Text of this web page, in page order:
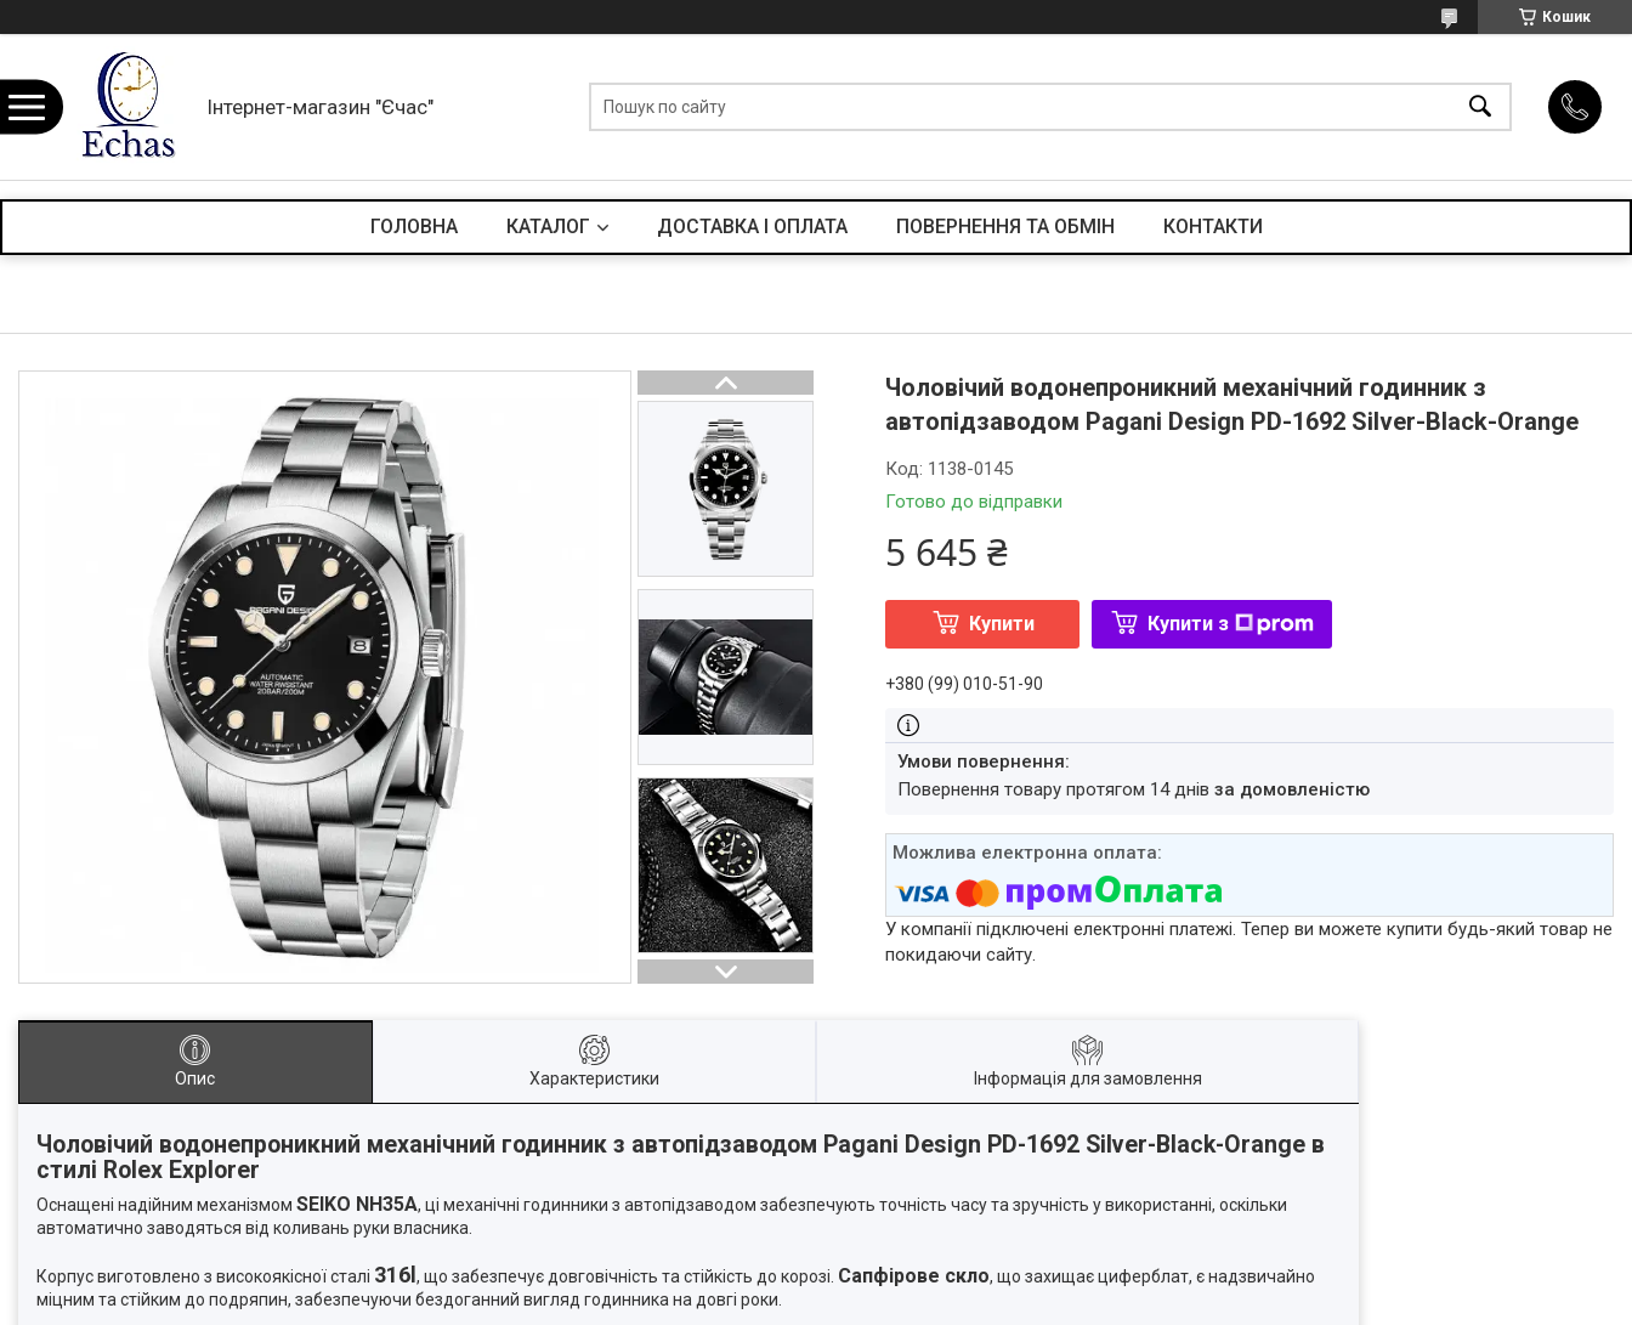
Кошик
Інтернет-магазин "Єчас"
ГОЛОВНА КАТАЛОГ ДОСТАВКА І ОПЛАТА ПОВЕРНЕННЯ ТА ОБМІН КОНТАКТИ
Чоловічий водонепроникний механічний годинник з
автопідзаводом Pagani Design PD-1692 Silver-Black-Orange
Готово до відправки
Код: 1138-0145
5 645 ₴
Купити Купити з
+380 (99) 010-51-90
повернення товару протягом 14 днівза домовленістю
У компанії підключені електронні платежі. Тепер ви можете купити будь-який товар не
покидаючи сайту.
Опис Характеристики Інформація для замовлення
Чоловічий водонепроникний механічний годинник з автопідзаводом Pagani Design PD-1692 Silver-Black-Orange в
стилі Rolex Explorer
Оснащені надійним механізмом SEIKO NH35A, ці механічні годинники з автопідзаводом забезпечують точність часу та зручність у використанні, оскільки
автоматично заводяться від коливань руки власника.
Корпус виготовлено з високоякісної сталі 316l, що забезпечує довговічність та стійкість до корозі. Сапфірове скло, що захищає циферблат, є надзвичайно
міцним та стійким до подряпин, забезпечуючи бездоганний вигляд годинника на довгі роки.